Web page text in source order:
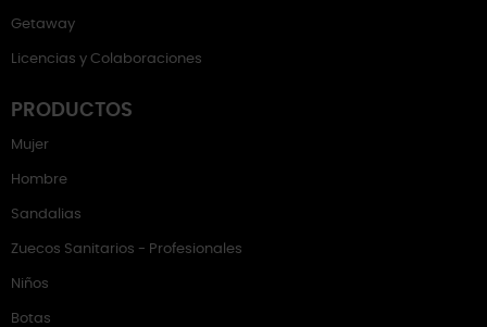
Getaway
Licencias y Colaboraciones
PRODUCTOS
Mujer
Hombre
Sandalias
Zuecos Sanitarios - Profesionales
Niños
Botas